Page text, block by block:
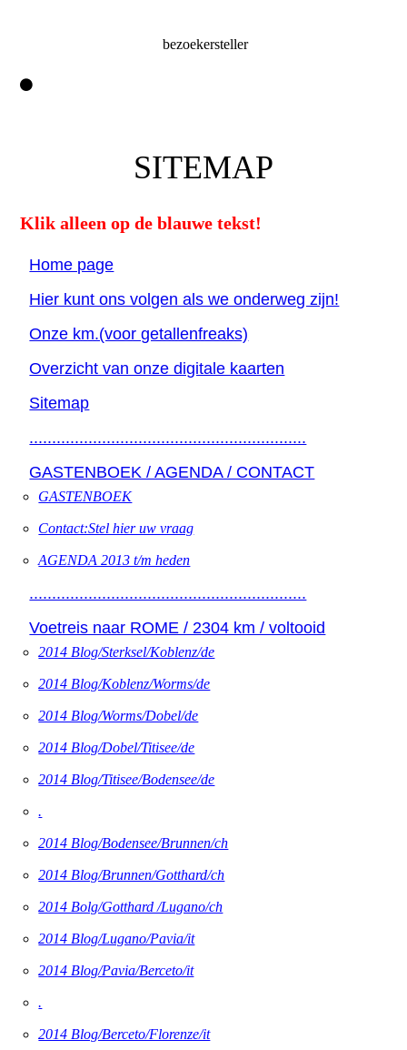
bezoekersteller
SITEMAP
Klik alleen op de blauwe tekst!
Home page
Hier kunt ons volgen als we onderweg zijn!
Onze km.(voor getallenfreaks)
Overzicht van onze digitale kaarten
Sitemap
.............................................................
GASTENBOEK / AGENDA / CONTACT
GASTENBOEK
Contact:Stel hier uw vraag
AGENDA 2013 t/m heden
.............................................................
Voetreis naar ROME / 2304 km / voltooid
2014 Blog/Sterksel/Koblenz/de
2014 Blog/Koblenz/Worms/de
2014 Blog/Worms/Dobel/de
2014 Blog/Dobel/Titisee/de
2014 Blog/Titisee/Bodensee/de
.
2014 Blog/Bodensee/Brunnen/ch
2014 Blog/Brunnen/Gotthard/ch
2014 Bolg/Gotthard /Lugano/ch
2014 Blog/Lugano/Pavia/it
2014 Blog/Pavia/Berceto/it
.
2014 Blog/Berceto/Florenze/it